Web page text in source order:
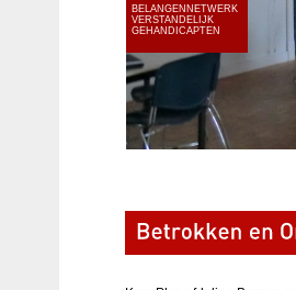
BELANGENNETWERK
VERSTANDELIJK
GEHANDICAPTEN